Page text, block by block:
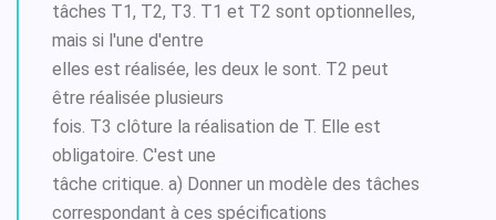
tâches T1, T2, T3. T1 et T2 sont optionnelles,
mais si l'une d'entre
elles est réalisée, les deux le sont. T2 peut
être réalisée plusieurs
fois. T3 clôture la réalisation de T. Elle est
obligatoire. C'est une
tâche critique. a) Donner un modèle des tâches
correspondant à ces spécifications